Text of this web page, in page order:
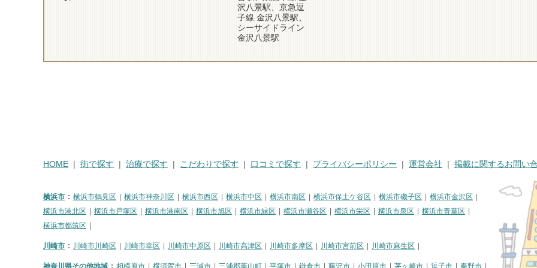
沢八景駅、京急逗
子線 金沢八景駅、
シーサイドライン
金沢八景駅
HOME 街で探す 治療で探す こだわりで探す 口コミで探す プライバシーポリシー 運営会社 掲載に関するお問い
横浜市 横浜市鶴見区 横浜市神奈川区 横浜市西区 横浜市中区 横浜市南区 横浜市保土ケ谷区 横浜市磯子区
横浜市金沢区
横浜市港北区
横浜市戸塚区 横浜市港南区 横浜市旭区 横浜市緑区 横浜市瀬谷区 横浜市栄区 横浜市泉区
横浜市青葉区
横浜市都筑区
川崎市 川崎市川崎区 川崎市幸区 川崎市中原区 川崎市高津区 川崎市多摩区 川崎市宮前区 川崎市麻生区
神奈川県その他地域 相模原市 横須賀市 三浦市 三浦郡葉山町 平塚市 鎌倉市 藤沢市 小田原市 茅ヶ崎市 逗子市 秦野市